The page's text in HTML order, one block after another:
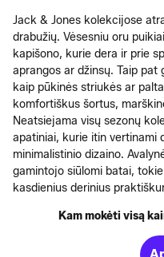
Jack & Jones kolekcijose
drabužių. Vėsesniu oru
kapišono, kurie dera ir prie
aprangos ar džinsų. Taip
kaip pūkinės striukės ar
komfortiškus šortus,
Neatsiejama visų sezonų
apatiniai, kurie itin vertinami
minimalistinio dizaino.
gamintojo siūlomi batai,
kasdienius derinius
Kam mokėti visą